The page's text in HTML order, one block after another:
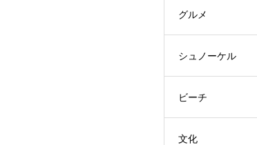
グルメ
シュノーケル
ビーチ
文化